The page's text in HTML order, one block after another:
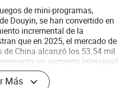
de mini-programas,
Douyin, se han convertido en
incremental de la
que en 2025, el mercado de
de China alcanzó los 53.54 mil
un aumento interanual
que el mercado
de RMB para 2027.
Más